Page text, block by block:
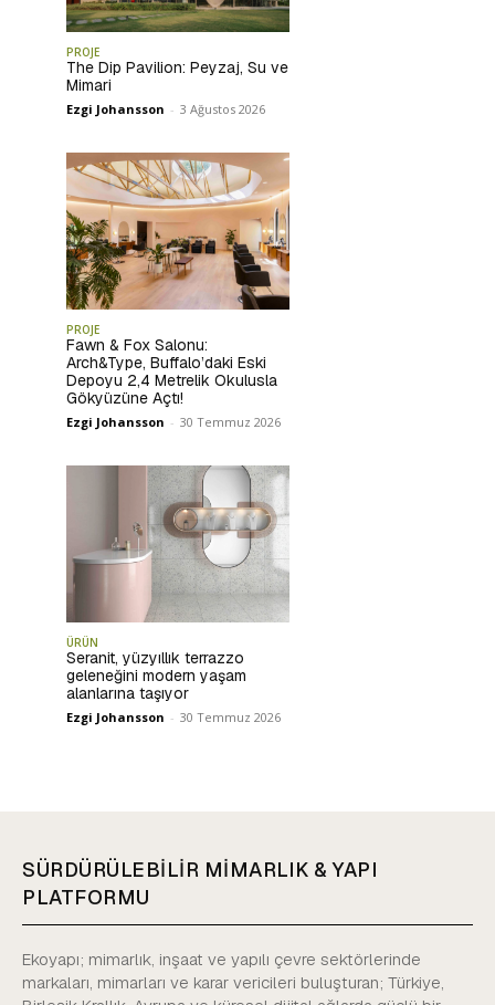
PROJE
The Dip Pavilion: Peyzaj, Su ve
Mimari
Ezgi Johansson - 3 Ağustos 2026
PROJE
Fawn & Fox Salonu:
Arch&Type, Buffalo’daki Eski
Depoyu 2,4 Metrelik Okulusla
Gökyüzüne Açtı!
Ezgi Johansson - 30 Temmuz 2026
ÜRÜN
Seranit, yüzyıllık terrazzo
geleneğini modern yaşam
alanlarına taşıyor
Ezgi Johansson - 30 Temmuz 2026
SÜRDÜRÜLEBİLİR MİMARLIK & YAPI
PLATFORMU
Ekoyapı; mimarlık, inşaat ve yapılı çevre sektörlerinde
markaları, mimarları ve karar vericileri buluşturan; Türkiye,